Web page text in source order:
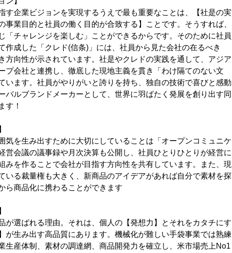
す企業ビジョンを実現するうえで最も重要なことは、【社是の実
事業目的と社員の働く目的が合致する】ことです。そうすれば、
「チャレンジを楽しむ」ことができるからです。そのために社員
作成した「クレド(信条)」には、社員から見た会社の在るべき
方向性が示されています。社是やクレドの実践を通して、アジア
プ会社と連携し、徹底した現地主義を貫き「わけ隔てのない文
います。社員がやりがいと誇りを持ち、独自の技術で喜びと感動
バルブランドメーカーとして、世界に羽ばたく発展を創り出す同
す！
気を生み出すために大切にしていることは「オープンコミュニケ
営会議の議事録や月次決算も公開し、社員ひとりひとりが経営に
みを作ることで会社が目指す方向性を共有しています。また、現
いる裁量権も大きく、新商品のアイデアがあれば自分で素材を探
ら商品化に携わることができます
が選ばれる理由。それは、個人の【発想力】とそれをカタチにす
が生み出す高品質にあります。機械化が難しい手袋事業では熟練
生産体制、素材の調達網、商品開発力を確立し、米市場売上No1